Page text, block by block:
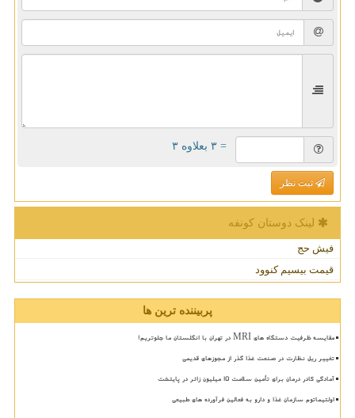
= ۳ بعلاوه ۳
ثبت نظر
لینک دوستان كونفه
فیش حج
قیمت بیسیم کنوود
پربیننده ترین ها
مقایسه ظرفیت دستگاه های MRI در تهران با انگلستان ما جلوتریم!
تغییر ریل نظارت در صنعت غذا گذر از مجوزهای قدیمی
آمادگی کادر درمان برای تأمین سلامت 15 میلیون زائر در پایتخت
اولتیماتوم سازمان غذا و دارو به فعالین فرآورده های طبیعی